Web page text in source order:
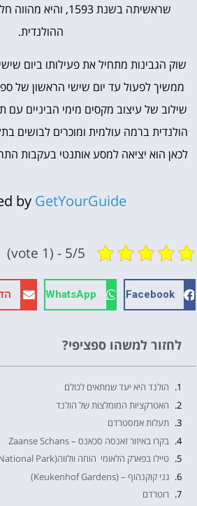
שראשיתה בשנת 1593,
ההולנדית.
שוק הגבינות מתחיל את פעילותו ביום
ממשיך לפעול עד יום שישי הראשון של
שילוב של עיצוב מקסים מימי הביניים עם
הולנדית ברמה עולמית ומוכרים לבושים
לכאן הוא יציאה למסע אותנטי בעקבות
by GetYourGuide
5/5 - (1 vote)
Facebook
WhatsApp
לחזור למשהו ספציפי?
הולנד היא יעד שמתאים לכולם
האטרקציות המומלצות של הולנד
תעלות אמסטרדם
בקרו באיזור זאנסה סכאנס – Zaanse Schans
טיילו בפארק הלאומי הוחה וולווה(Hoge Veluwe National Park)
גני קוקנהוף – (Keukenhof Gardens)
רוטרדם